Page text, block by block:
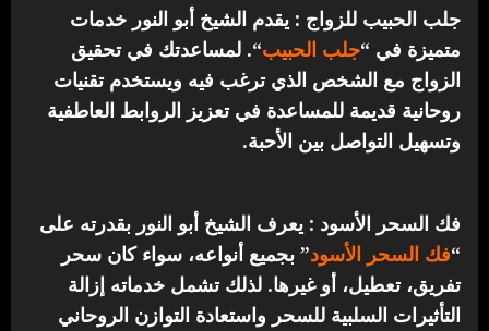
جلب الحبيب للزواج : يقدم الشيخ أبو النور خدمات
متميزة في “جلب الحبيب“. لمساعدتك في تحقيق
الزواج مع الشخص الذي ترغب فيه ويستخدم تقنيات
روحانية قديمة للمساعدة في تعزيز الروابط العاطفية
وتسهيل التواصل بين الأحبة.
فك السحر الأسود : يعرف الشيخ أبو النور بقدرته على
“فك السحر الأسود” بجميع أنواعه، سواء كان سحر
تفريق، تعطيل، أو غيرها. لذلك تشمل خدماته إزالة
التأثيرات السلبية للسحر واستعادة التوازن الروحاني